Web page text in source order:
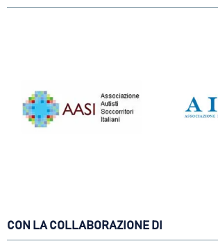
CON LA COLLABORAZIONE DI